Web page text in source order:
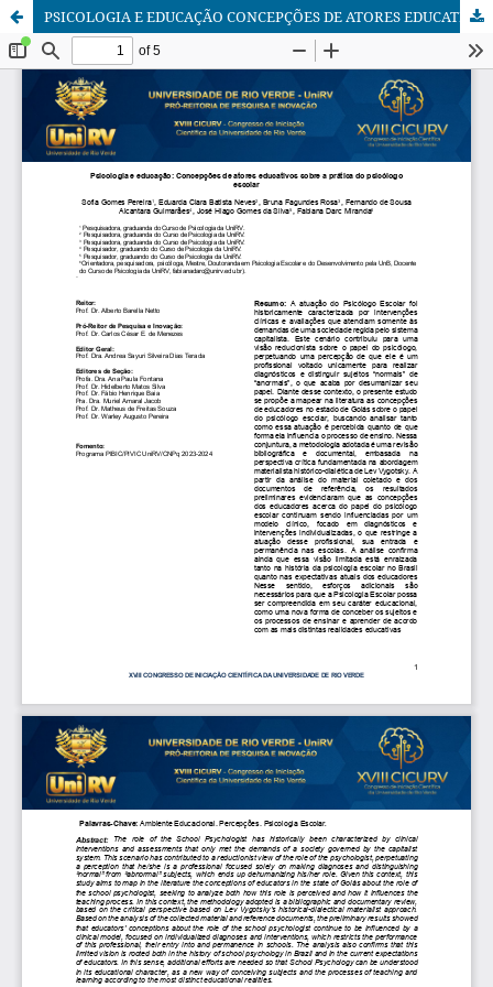
PSICOLOGIA E EDUCAÇÃO CONCEPÇÕES DE ATORES EDUCATIVOS SOBRE A PRÁTICA DO PSICÓLOGO ESCOLAR